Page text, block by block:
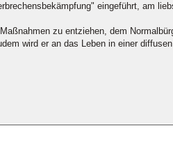
eingeführt, am
zu entziehen, dem
wird er an das Leben in einer